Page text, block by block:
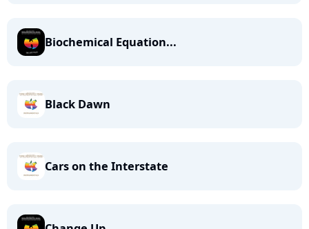
Biochemical Equation...
Black Dawn
Cars on the Interstate